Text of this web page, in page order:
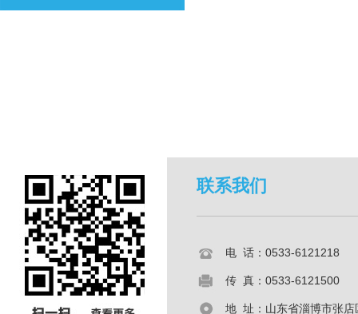
联系我们
电 话：0533-6121218
传 真：0533-6121500
地 址：山东省淄博市张